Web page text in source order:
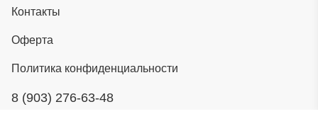
Контакты
Оферта
Политика конфиденциальности
8 (903) 276-63-48